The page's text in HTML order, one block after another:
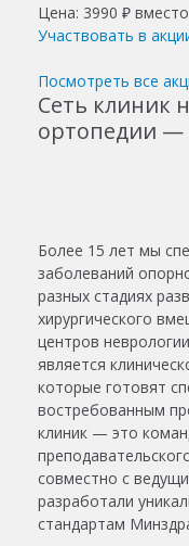
Цена: 3990 ₽ вместо
Участвовать в
Посмотреть все
Сеть клиник
ортопедии —
Более 15 лет мы
заболеваний
разных стадиях
хирургического
центров
является
которые готовят
востребованным
клиник — это
совместно с
разработали
стандартам